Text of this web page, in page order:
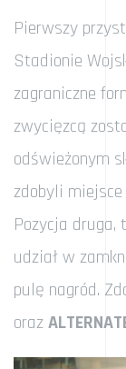
Pierwszy
Stadionie
zagraniczne
zwycięzcą
odświeżonym
zdobyli miejsce
Pozycja
udział w
pulę nagród.
oraz